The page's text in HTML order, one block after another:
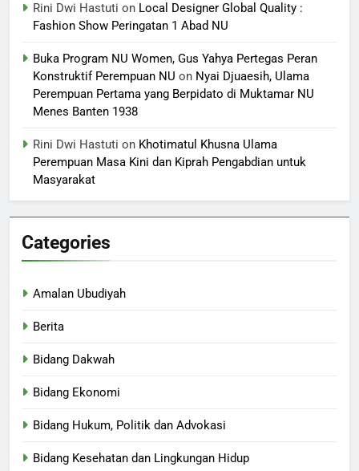
Rini Dwi Hastuti on Local Designer Global Quality :
Fashion Show Peringatan 1 Abad NU
Buka Program NU Women, Gus Yahya Pertegas Peran
Konstruktif Perempuan NU on Nyai Djuaesih, Ulama
Perempuan Pertama yang Berpidato di Muktamar NU
Menes Banten 1938
Rini Dwi Hastuti on Khotimatul Khusna Ulama
Perempuan Masa Kini dan Kiprah Pengabdian untuk
Masyarakat
Categories
Amalan Ubudiyah
Berita
Bidang Dakwah
Bidang Ekonomi
Bidang Hukum, Politik dan Advokasi
Bidang Kesehatan dan Lingkungan Hidup